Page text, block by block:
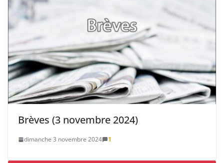
Brèves (3 novembre 2024)
dimanche 3 novembre 2024 1